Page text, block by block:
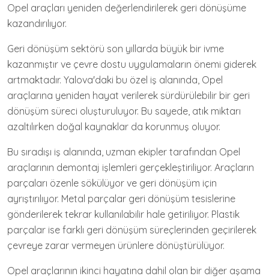
Opel araçları yeniden değerlendirilerek geri dönüşüme
kazandırılıyor.
Geri dönüşüm sektörü son yıllarda büyük bir ivme
kazanmıştır ve çevre dostu uygulamaların önemi giderek
artmaktadır. Yalova'daki bu özel iş alanında, Opel
araçlarına yeniden hayat verilerek sürdürülebilir bir geri
dönüşüm süreci oluşturuluyor. Bu sayede, atık miktarı
azaltılırken doğal kaynaklar da korunmuş oluyor.
Bu sıradışı iş alanında, uzman ekipler tarafından Opel
araçlarının demontaj işlemleri gerçekleştiriliyor. Araçların
parçaları özenle sökülüyor ve geri dönüşüm için
ayrıştırılıyor. Metal parçalar geri dönüşüm tesislerine
gönderilerek tekrar kullanılabilir hale getiriliyor. Plastik
parçalar ise farklı geri dönüşüm süreçlerinden geçirilerek
çevreye zarar vermeyen ürünlere dönüştürülüyor.
Opel araçlarının ikinci hayatına dahil olan bir diğer aşama